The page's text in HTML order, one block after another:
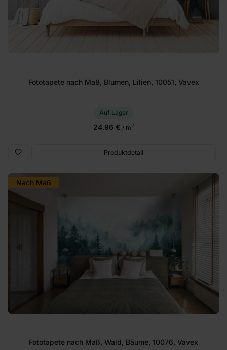
Fototapete nach Maß, Blumen, Lilien, 10051, Vavex
Auf Lager
24.96 € / m2
Produktdetail
Nach Maß
Fototapete nach Maß, Wald, Bäume, 10076, Vavex